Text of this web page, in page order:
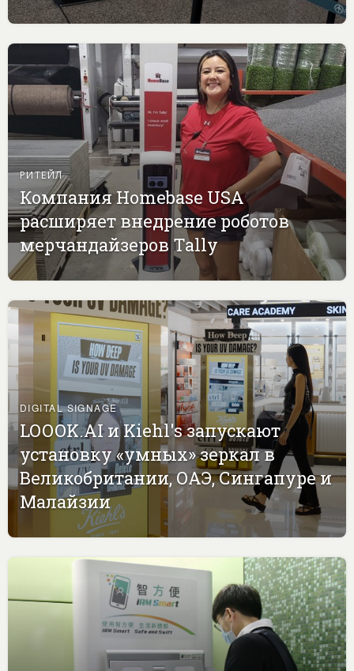
РИТЕЙЛ
Компания Homebase USA
расширяет внедрение роботов
мерчандайзеров Tally
DIGITAL SIGNAGE
LOOOK.AI и Kiehl's запускают
установку «умных» зеркал в
Великобритании, ОАЭ, Сингапуре и
Малайзии